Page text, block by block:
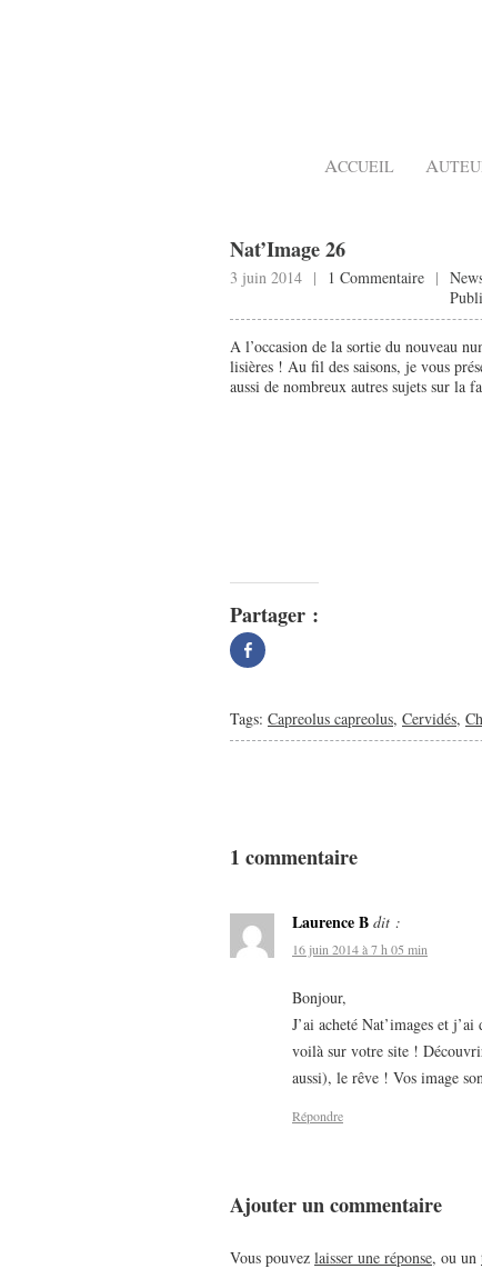
ACCUEIL A
Nat’Image 26
3 juin 2014 | 1 Commentaire |
A l’occasion de la sortie du nouveau
lisières ! Au fil des saisons, je vous
aussi de nombreux autres sujets sur la
Partager :
Partager
sur
nouvelle
fenêtre)
Tags: Capreolus capreolus, Cervidés,
1 commentaire
Laurence B dit :
16 juin 2014 à 7 h 05 min
Bonjour,
J’ai acheté Nat’images et
voilà sur votre site !
aussi), le rêve ! Vos image
Répondre
Ajouter un commentaire
Vous pouvez laisser une réponse, ou un